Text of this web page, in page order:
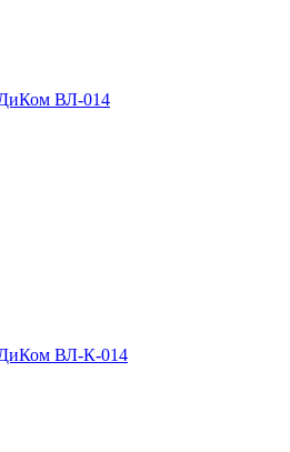
ДиКом ВЛ-014
ДиКом ВЛ-К-014